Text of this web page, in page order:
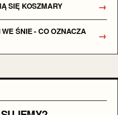
SIĘ KOSZMARY →
ŚNIE - CO OZNACZA
→